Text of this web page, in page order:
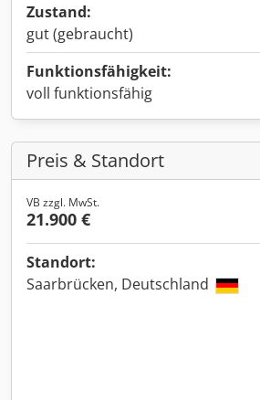
Zustand:
gut (gebraucht)
Funktionsfähigkeit:
voll funktionsfähig
Preis & Standort
VB zzgl. MwSt.
21.900 €
Standort:
Saarbrücken, Deutschland